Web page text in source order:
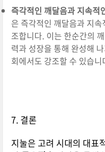
즉각적인 깨달음과 지속적
은 즉각적인 깨달음과 지
조합니다. 이는 한순간의
력과 성장을 통해 완성해
회에서도 강조할 수 있습니
7. 결론
지눌은 고려 시대의 대표